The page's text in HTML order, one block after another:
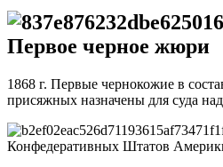
Первое черное жюри
1868 г. Первые чернокожие в
присяжных назначены для суда
Конфедеративных Штатов